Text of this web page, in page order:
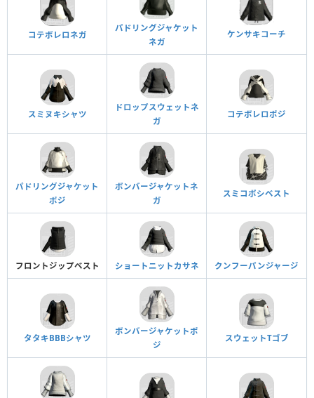
コテボレロネガ
パドリングジャケット
ネガ
ケンサキコーチ
スミヌキシャツ
ドロップスウェットネ
ガ
コテボレロポジ
パドリングジャケット
ポジ
ボンバージャケットネ
ガ
スミコボシベスト
フロントジップベスト ショートニットカサネ クンフーパンジャージ
タタキBBBシャツ
ボンバージャケットポ
ジ
スウェットTゴブ